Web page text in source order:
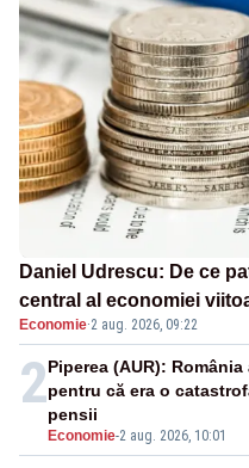
Daniel Udrescu: De ce
central al economiei
Economie·2 aug. 2026, 09:22
2
Economie-2 aug. 2026, 10:01
Piperea (AUR):
pentru că era o
pensii